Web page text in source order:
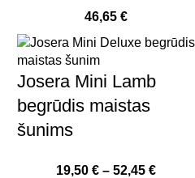
46,65 €
Josera Mini Lamb
begrūdis maistas
šunims
19,50 € – 52,45 €